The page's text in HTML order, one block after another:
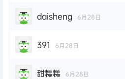
daisheng 6月28日
391 6月28日
甜糕糕 6月28日